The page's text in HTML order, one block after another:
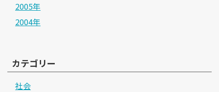
2005年
2004年
カテゴリー
社会